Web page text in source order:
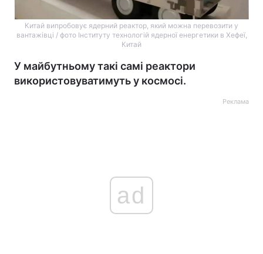
Китай випробовує ядерний реактор, який можна перевозити у
вантажівці / фото Інституту технологій ядерної енергетики в Хефеї,
Китай
У майбутньому такі самі реактори
використовуватимуть у космосі.
Реклама
ad